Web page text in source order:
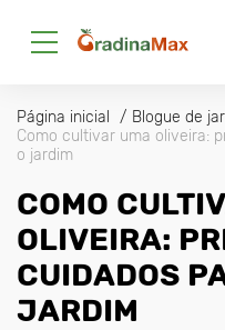
Página inicial Blogue de
Como cultivar uma oliveira:
o jardim
COMO
OLIVEIRA:
CUIDADOS
JARDIM